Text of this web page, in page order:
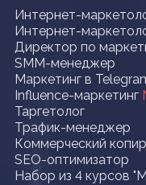
Интернет-
Интернет-
Директор по
SMM-менеджер
Маркетинг в
Influence-маркетинг
Таргетолог
Трафик-менеджер
Коммерческий
SEO-оптимизатор
Набор из 4 курсов